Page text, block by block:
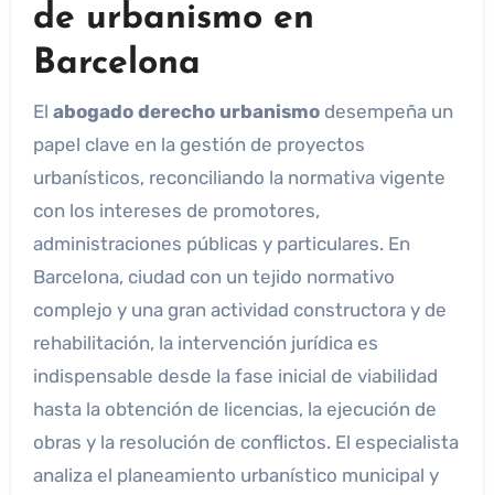
de urbanismo en
Barcelona
El abogado derecho urbanismodesempeña un
papel clave en la gestión de proyectos
urbanísticos, reconciliando la normativa vigente
con los intereses de promotores,
administraciones públicas y particulares. En
Barcelona, ciudad con un tejido normativo
complejo y una gran actividad constructora y de
rehabilitación, la intervención jurídica es
indispensable desde la fase inicial de viabilidad
hasta la obtención de licencias, la ejecución de
obras y la resolución de conflictos. El especialista
analiza el planeamiento urbanístico municipal y